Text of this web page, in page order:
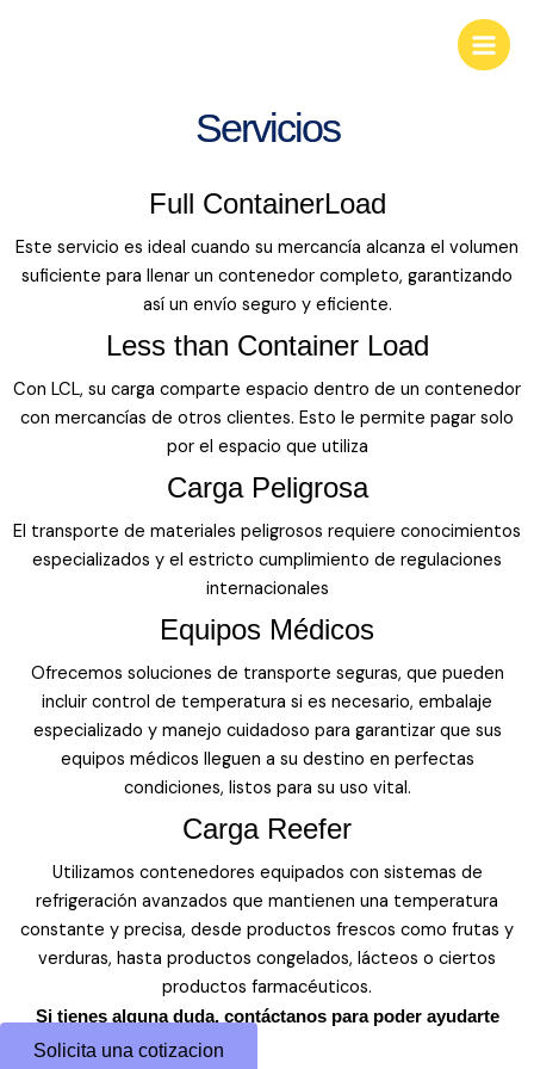
Main
Servicios
Full ContainerLoad
Este servicio es ideal cuando su mercancía alcanza el volumen
suficiente para llenar un contenedor completo, garantizando
así un envío seguro y eficiente.
Less than Container Load
Con LCL, su carga comparte espacio dentro de un contenedor
con mercancías de otros clientes. Esto le permite pagar solo
por el espacio que utiliza
Carga Peligrosa
El transporte de materiales peligrosos requiere conocimientos
especializados y el estricto cumplimiento de regulaciones
internacionales
Equipos Médicos
Ofrecemos soluciones de transporte seguras, que pueden
incluir control de temperatura si es necesario, embalaje
especializado y manejo cuidadoso para garantizar que sus
equipos médicos lleguen a su destino en perfectas
condiciones, listos para su uso vital.
Carga Reefer
Utilizamos contenedores equipados con sistemas de
refrigeración avanzados que mantienen una temperatura
constante y precisa, desde productos frescos como frutas y
verduras, hasta productos congelados, lácteos o ciertos
productos farmacéuticos.
Si tienes alguna duda, contáctanos para poder ayudarte
Solicita una cotizacion